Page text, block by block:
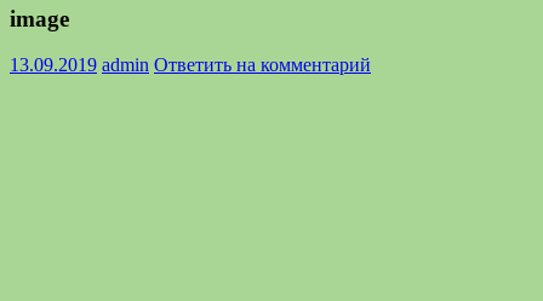
image
13.09.2019 admin Ответить на комментарий